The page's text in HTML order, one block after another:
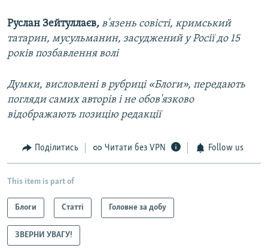
Руслан Зейтуллаєв, в'язень совісті, кримський
татарин, мусульманин, засуджений у Росії до 15
років позбавлення волі
Думки, висловлені в рубриці «Блоги», передають
погляди самих авторів і не обов'язково
відображають позицію редакції
Поділитись Читати без VPN Follow us
This item is part of
Блоги Статті Головне за добу
ЗВЕРНИ УВАГУ!